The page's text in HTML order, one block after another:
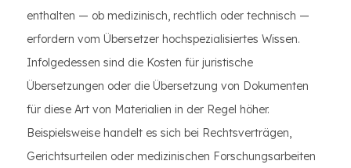
enthalten — ob medizinisch, rechtlich oder technisch —
erfordern vom Übersetzer hochspezialisiertes Wissen.
Infolgedessen sind die Kosten für juristische
Übersetzungen oder die Übersetzung von Dokumenten
für diese Art von Materialien in der Regel höher.
Beispielsweise handelt es sich bei Rechtsverträgen,
Gerichtsurteilen oder medizinischen Forschungsarbeiten